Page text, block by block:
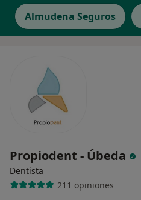
Almudena Seguros
Propiodent - Úbeda
Dentista
211 opiniones